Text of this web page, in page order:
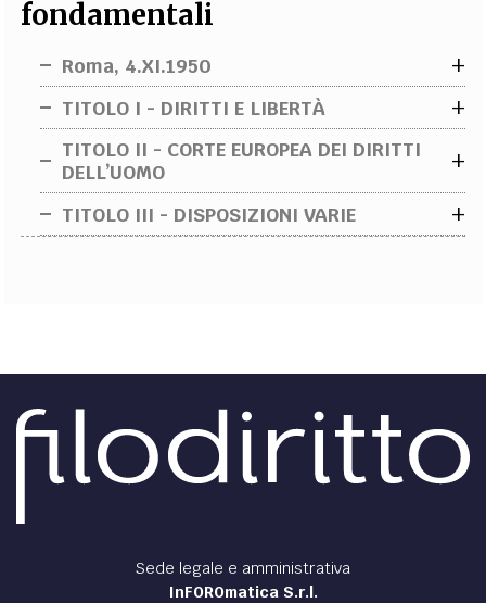
CODICI RUBRICHE LIBRI PROCEEDINGS
SOCIAL MEDIA
fondamentali
Roma, 4.XI.1950 +
Roma, 4.XI.1950
TITOLO I - DIRITTI E LIBERTÀ +
DIRITTI E LIBERTÀ
TITOLO II - CORTE EUROPEA DEI DIRITTI
DELL’UOMO
+
CORTE EUROPEA DEI DIRITTI DELL’UOMO
TITOLO III - DISPOSIZIONI VARIE +
Sede legale e amministrativa
InFOROmatica S.r.l.